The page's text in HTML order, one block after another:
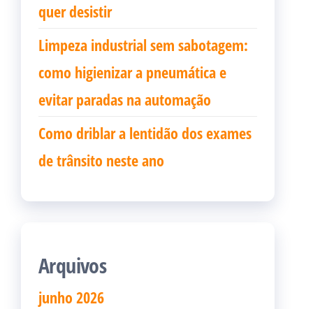
quer desistir
Limpeza industrial sem sabotagem:
como higienizar a pneumática e
evitar paradas na automação
Como driblar a lentidão dos exames
de trânsito neste ano
Arquivos
junho 2026